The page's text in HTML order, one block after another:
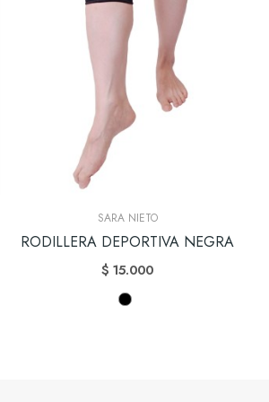
SARA NIETO
RODILLERA DEPORTIVA NEGRA
$ 15.000